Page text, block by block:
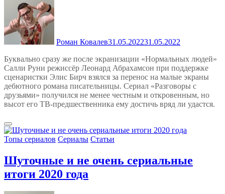
Роман Ковалев31.05.202231.05.2022
Буквально сразу же после экранизации «Нормальных людей»
Салли Руни режиссёр Леонард Абрахамсон при поддержке
сценаристки Элис Бирч взялся за перенос на малые экраны
дебютного романа писательницы. Сериал «Разговоры с
друзьями» получился не менее честным и откровенным, но
высот его ТВ-предшественника ему достичь вряд ли удастся.
Топы сериалов Сериалы Статьи
Шуточные и не очень сериальные
итоги 2020 года